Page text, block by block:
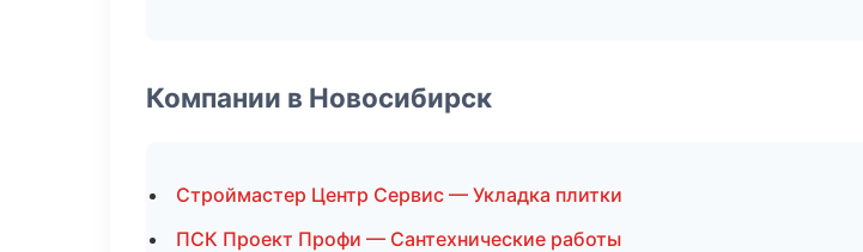
Компании в Новосибирск
Строймастер Центр Сервис — Укладка плитки
ПСК Проект Профи — Сантехнические работы